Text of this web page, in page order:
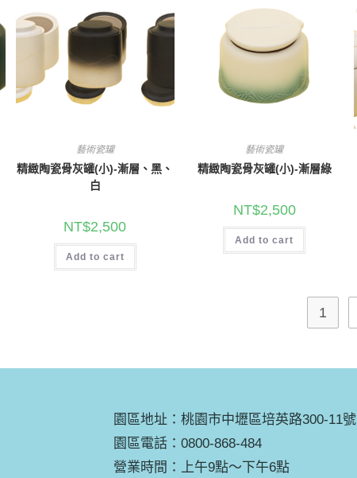
藝術瓷罐
精緻陶瓷骨灰罐(小)-漸層、黑、
白
NT$2,500
Add to cart
藝術瓷罐
精緻陶瓷骨灰罐(小)-漸層綠
NT$2,500
Add to cart
1
園區地址：桃園市中壢區培英路300-11號
園區電話：0800-868-484
營業時間：上午9點～下午6點